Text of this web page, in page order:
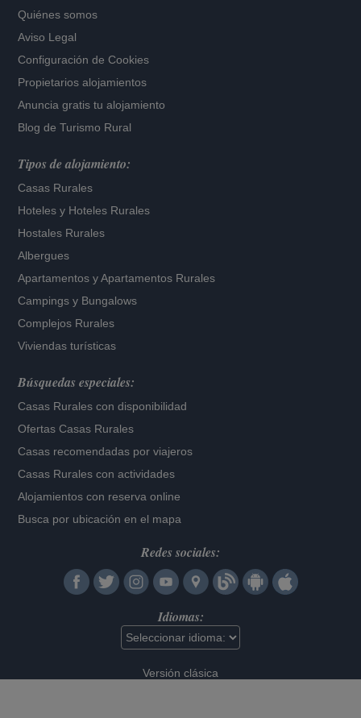
Quiénes somos
Aviso Legal
Configuración de Cookies
Propietarios alojamientos
Anuncia gratis tu alojamiento
Blog de Turismo Rural
Tipos de alojamiento:
Casas Rurales
Hoteles y Hoteles Rurales
Hostales Rurales
Albergues
Apartamentos yApartamentos Rurales
Campings y Bungalows
Complejos Rurales
Viviendas turísticas
Búsquedas especiales:
Casas Rurales con disponibilidad
Ofertas Casas Rurales
Casas recomendadas por viajeros
Casas Rurales con actividades
Alojamientos con reserva online
Busca por ubicación en el mapa
Redes sociales:
Idiomas:
Versión clásica